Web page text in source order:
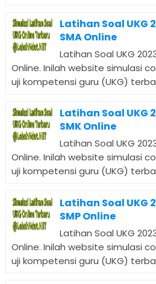
Latihan Soal UKG
SMA Online
Latihan Soal UKG
Online. Inilah website simulasi
uji kompetensi guru (UKG)
Latihan Soal UKG
SMK Online
Latihan Soal UKG
Online. Inilah website simulasi
uji kompetensi guru (UKG)
Latihan Soal UKG
SMP Online
Latihan Soal UKG
Online. Inilah website simulasi
uji kompetensi guru (UKG)